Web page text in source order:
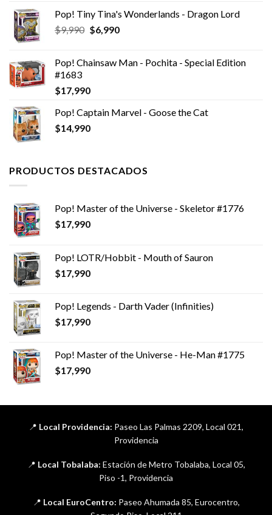
Pop! Tiny Tina's Wonderlands - Dragon Lord
$9,990 El
era:
$6,990El
es:
Pop! Chainsaw Man - Pochita - Special Edition
#1683
$17,990
Pop! Captain Marvel - Goose the Cat
$14,990
PRODUCTOS DESTACADOS
Pop! Master of the Universe - Skeletor #1776
$17,990
Pop! LOTR/Hobbit - Mouth of Sauron
$17,990
Pop! Legends - Darth Vader (Infinities)
$17,990
Pop! Master of the Universe - He-Man #1775
$17,990
📍 Local Providencia: Paseo Las Palmas 2209, Local 021,
Providencia
📍 Local Tobalaba: Estación de Metro Tobalaba, Local 05,
Piso -1, Providencia
📍 Local EuroCentro: Paseo Ahumada 85, Eurocentro,